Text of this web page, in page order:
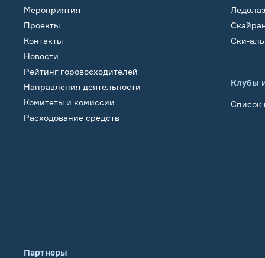
Мероприятия
Проекты
Контакты
Новости
Рейтинг горовосходителей
Направления деятельности
Комитеты и комиссии
Расходование средств
Ски-
Клубы
Список
Партнеры